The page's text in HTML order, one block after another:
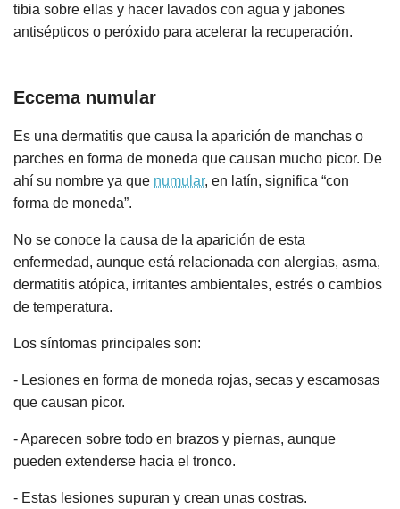
tibia sobre ellas y hacer lavados con agua y jabones
antisépticos o peróxido para acelerar la recuperación.
Eccema numular
Es una dermatitis que causa la aparición de manchas o
parches en forma de moneda que causan mucho picor. De
ahí su nombre ya que numular, en latín, significa “con
forma de moneda”.
No se conoce la causa de la aparición de esta
enfermedad, aunque está relacionada con alergias, asma,
dermatitis atópica, irritantes ambientales, estrés o cambios
de temperatura.
Los síntomas principales son:
- Lesiones en forma de moneda rojas, secas y escamosas
que causan picor.
- Aparecen sobre todo en brazos y piernas, aunque
pueden extenderse hacia el tronco.
- Estas lesiones supuran y crean unas costras.